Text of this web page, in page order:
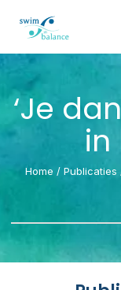
‘Je
in
Home / Publicaties